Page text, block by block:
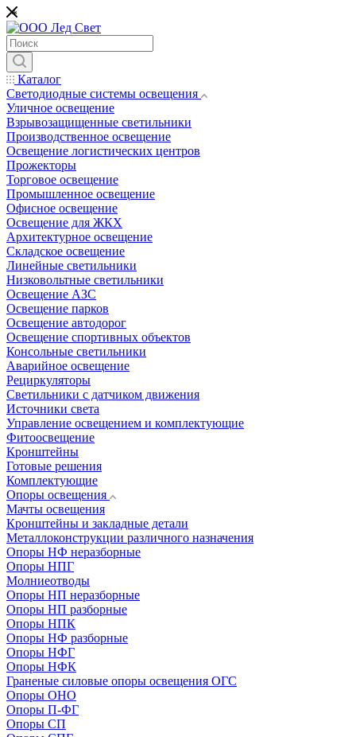
Каталог
Светодиодные системы освещения
Уличное освещение
Взрывозащищенные светильники
Производственное освещение
Освещение логистических центров
Прожекторы
Торговое освещение
Промышленное освещение
Офисное освещение
Освещение для ЖКХ
Архитектурное освещение
Складское освещение
Линейные светильники
Низковольтные светильники
Освещение АЗС
Освещение парков
Освещение автодорог
Освещение спортивных объектов
Консольные светильники
Аварийное освещение
Рециркуляторы
Светильники с датчиком движения
Источники света
Управление освещением и комплектующие
Фитоосвещение
Кронштейны
Готовые решения
Комплектующие
Опоры освещения
Мачты освещения
Кронштейны и закладные детали
Металлоконструкции различного назначения
Опоры НФ неразборные
Опоры НПГ
Молниеотводы
Опоры НП неразборные
Опоры НП разборные
Опоры НПК
Опоры НФ разборные
Опоры НФГ
Опоры НФК
Граненые силовые опоры освещения ОГС
Опоры ОНО
Опоры П-ФГ
Опоры СП
*